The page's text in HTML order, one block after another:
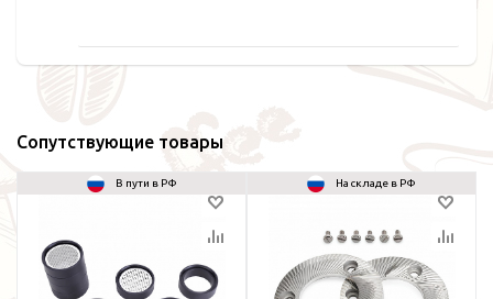
Сопутствующие товары
В пути в РФ На складе в РФ